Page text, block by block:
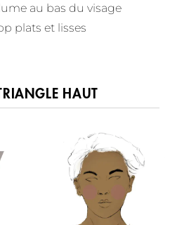
au bas du visage
plats et lisses
HAUT